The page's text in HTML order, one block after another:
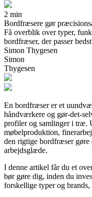
2 min
Bordfræsere gør
Få overblik over typer,
bordfræser, der passer
Simon Thygesen
Simon
Thygesen
En bordfræser er et
håndværkere og gør-det-
profiler og samlinger i træ.
møbelproduktion,
den rigtige bordfræser gøre
arbejdsglæde.
I denne artikel får du et
bør gøre dig, inden du
forskellige typer og brands,